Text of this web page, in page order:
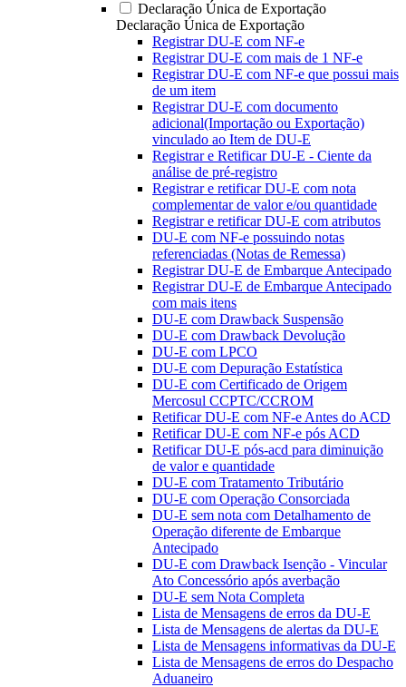
Declaração Única de Exportação
Declaração Única de Exportação
Registrar DU-E com NF-e
Registrar DU-E com mais de 1 NF-e
Registrar DU-E com NF-e que possui mais
de um item
Registrar DU-E com documento
adicional(Importação ou Exportação)
vinculado ao Item de DU-E
Registrar e Retificar DU-E - Ciente da
análise de pré-registro
Registrar e retificar DU-E com nota
complementar de valor e/ou quantidade
Registrar e retificar DU-E com atributos
DU-E com NF-e possuindo notas
referenciadas (Notas de Remessa)
Registrar DU-E de Embarque Antecipado
Registrar DU-E de Embarque Antecipado
com mais itens
DU-E com Drawback Suspensão
DU-E com Drawback Devolução
DU-E com LPCO
DU-E com Depuração Estatística
DU-E com Certificado de Origem
Mercosul CCPTC/CCROM
Retificar DU-E com NF-e Antes do ACD
Retificar DU-E com NF-e pós ACD
Retificar DU-E pós-acd para diminuição
de valor e quantidade
DU-E com Tratamento Tributário
DU-E com Operação Consorciada
DU-E sem nota com Detalhamento de
Operação diferente de Embarque
Antecipado
DU-E com Drawback Isenção - Vincular
Ato Concessório após averbação
DU-E sem Nota Completa
Lista de Mensagens de erros da DU-E
Lista de Mensagens de alertas da DU-E
Lista de Mensagens informativas da DU-E
Lista de Mensagens de erros do Despacho
Aduaneiro